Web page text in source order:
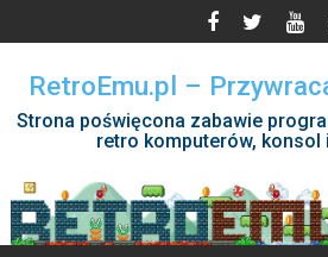
to
contentRetroEmu.pl –
Strona poświęcona zabawie
retro komputerów, konsol